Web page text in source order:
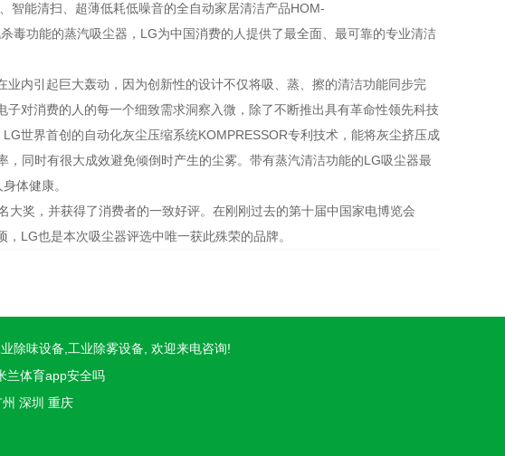
智能清扫、超薄低耗低噪音的全自动家居清洁产品HOM-
功能的蒸汽吸尘器，LG为中国消费的人提供了最全面、最可靠的专业清洁
内引起巨大轰动，因为创新性的设计不仅将吸、蒸、擦的清洁功能同步完
对消费的人的每一个细致需求洞察入微，除了不断推出具有革命性领先科技
世界首创的自动化灰尘压缩系统KOMPRESSOR专利技术，能将灰尘挤压成
同时有很大成效避免倾倒时产生的尘雾。带有蒸汽清洁功能的LG吸尘器最
体健康。
奖，并获得了消费者的一致好评。在刚刚过去的第十届中国家电博览会
LG也是本次吸尘器评选中唯一获此殊荣的品牌。
除味设备,工业除雾设备, 欢迎来电咨询!
兰体育app安全吗
深圳 重庆